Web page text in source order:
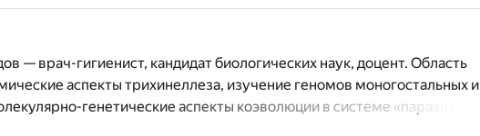
— врач-гигиенист, кандидат биологических наук, доцент. Область
аспекты трихинеллеза, изучение геномов моногостальных и
генетические аспекты коэволюции в системе «паразит-
учебных пособий по биологии, генетике. Владимир Давыдов после